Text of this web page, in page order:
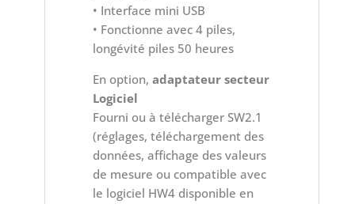
• Interface mini USB
• Fonctionne avec 4 piles,
longévité piles 50 heures
En option, adaptateur secteur
Logiciel
Fourni ou à télécharger SW2.1
(réglages, téléchargement des
données, affichage des valeurs
de mesure ou compatible avec
le logiciel HW4 disponible en